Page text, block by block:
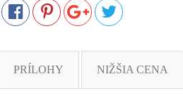
PRÍLOHY NIŽŠIA CENA